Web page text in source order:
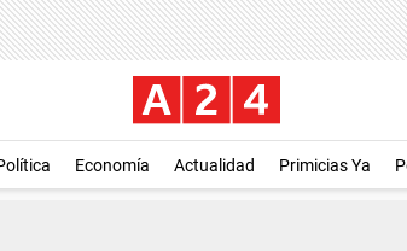
Economía Actualidad Primicias Ya